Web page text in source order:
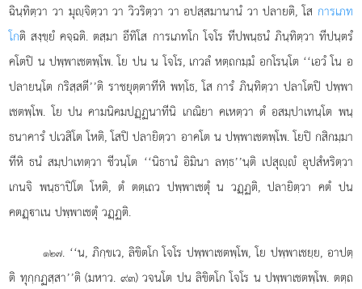
ฉินฺทิตฺวา วา มุฺจิตฺวา วา วิวริตฺวา วาอปสฺสมานานํ วา ปลายติ, โส การเภท
โกติ สงฺขฺยํ คจฺฉติ. ตสฺมา อีทิโส การเภทโก โจโร ทีปพนฺธนํ ภินฺทิตฺวา ทีปนฺตรํ
คโตปิ น ปพฺพาเชตพฺโพ. โย ปน น โจโร, เกวลํ หตฺถกมฺมํ อกโรนฺโต ‘‘เอวํ โน อ
ปลายนฺโต กริสฺสตี’’ติ ราชยุตฺตาทีหิ พทฺโธ, โส การํ ภินฺทิตฺวา ปลาโตปิ ปพฺพา
เชตพฺโพ. โย ปน คามนิคมปฏฺฏนาทีนิ เกณิยา คเหตฺวา ตํ อสมฺปาเทนฺโต พนฺ
ธนาคารํ ปเวสิโต โหติ, โสปิ ปลายิตฺวา อาคโต น ปพฺพาเชตพฺโพ. โยปิ กสิกมฺมา
ทีหิ ธนํ สมฺปาเทตฺวา ชีวนฺโต ‘‘นิธานํ อิมินา ลทฺธ’’นฺติ เปสุฺํ อุปสํหริตฺวา
เกนจิ พนฺธาปิโต โหติ, ตํ ตตฺเถว ปพฺพาเชตุํ น วฏฺฏติ, ปลายิตฺวา คตํ ปน
คตฏฺาเน ปพฺพาเชตุํ วฏฺฏติ.
๑๒๗. ‘‘น, ภิกฺขเว, ลิขิตโก โจโร ปพฺพาเชตพฺโพ, โย ปพฺพาเชยฺย, อาปตฺ
ติ ทุกฺกฏสฺสา’’ติ (มหาว. ๙๓) วจนโต ปน ลิขิตโก โจโร น ปพฺพาเชตพฺโพ. ตตฺถ